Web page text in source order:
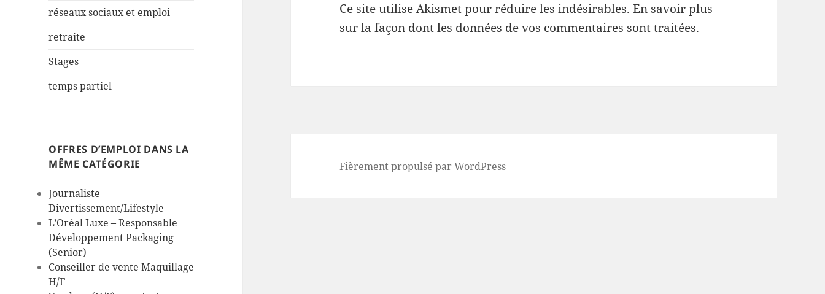
réseaux sociaux et emploi
retraite
Stages
temps partiel
OFFRES D’EMPLOI DANS LA
MÊME CATÉGORIE
Journaliste
Divertissement/Lifestyle
L’Oréal Luxe – Responsable
Développement Packaging
(Senior)
Conseiller de vente Maquillage
H/F
Ce site utilise Akismet pour réduire les indésirables.En savoir plus
sur la façon dont les données de vos commentaires sont traitées.
Fièrement propulsé par WordPress